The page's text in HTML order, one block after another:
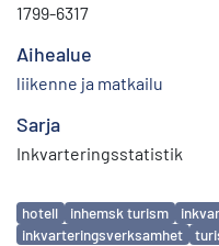
1799-6317
Aihealue
liikenne ja matkailu
Sarja
Inkvarteringsstatistik
Avainsanat
hotell inhemsk turism
inkvarteringsverksamhet